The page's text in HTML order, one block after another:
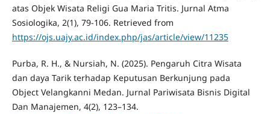
atas Objek Wisata Religi Gua Maria Tritis. Jurnal Atma
Sosiologika, 2(1), 79-106. Retrieved from
https://ojs.uajy.ac.id/index.php/jas/article/view/11235
Purba, R. H., & Nursiah, N. (2025). Pengaruh Citra Wisata
dan daya Tarik terhadap Keputusan Berkunjung pada
Object Velangkanni Medan. Jurnal Pariwisata Bisnis Digital
Dan Manajemen, 4(2), 123–134.